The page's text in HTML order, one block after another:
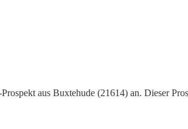
aus Buxtehude (21614) an. Dieser